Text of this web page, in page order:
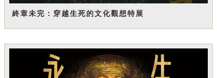
終章未完：穿越生死的文化觀想特展